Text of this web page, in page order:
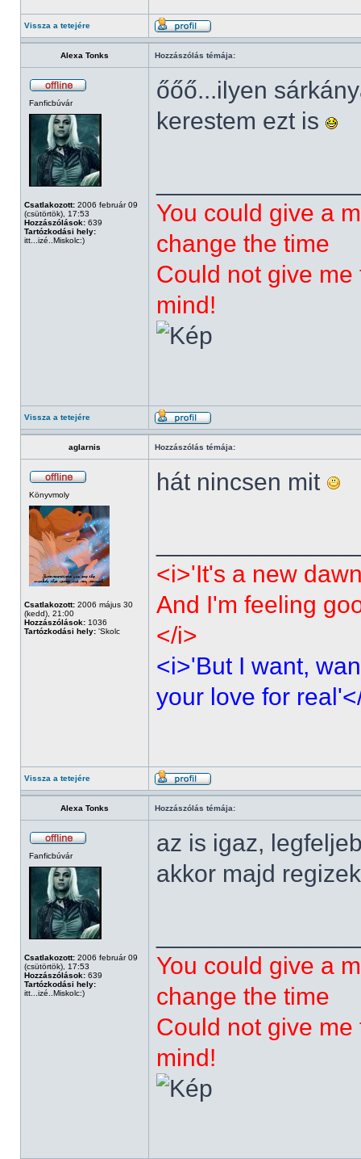
Vissza a tetejére
Alexa Tonks Hozzászólás témája:
Fanficbúvár
Csatlakozott: 2006 február 09
(csütörtök), 17:53
Hozzászólások: 639
Tartózkodási hely:
itt...izé..Miskolc:)
őőő...ilyen
kerestem ezt is
You could give a
change the time
Could not give
mind!
Vissza a tetejére
aglarnis Hozzászólás témája:
Könyvmoly
Csatlakozott: 2006 május 30
(kedd), 21:00
Hozzászólások: 1036
Tartózkodási hely: 'Skolc
hát nincsen mit
<i>'It's a new
And I'm feeling
</i>
<i>'But I want,
your love for
Vissza a tetejére
Alexa Tonks Hozzászólás témája:
Fanficbúvár
Csatlakozott: 2006 február 09
(csütörtök), 17:53
Hozzászólások: 639
Tartózkodási hely:
itt...izé..Miskolc:)
az is igaz,
akkor majd
You could give a
change the time
Could not give
mind!